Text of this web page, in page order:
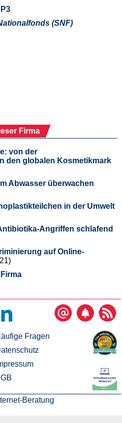
(SNF)
Firma
von der
den globalen Kosmetikmark
Abwasser überwachen
in der Umwelt
Angriffen schlafend
auf Online-
Fragen
Beratung